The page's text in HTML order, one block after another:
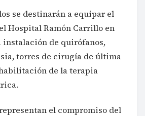
se destinarán a equipar el
Hospital Ramón Carrillo en
instalación de quirófanos,
torres de cirugía de última
de la terapia
el compromiso del